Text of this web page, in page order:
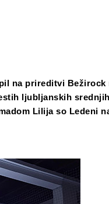
na prireditvi Bežirock
ljubljanskih
Lilija so Ledeni